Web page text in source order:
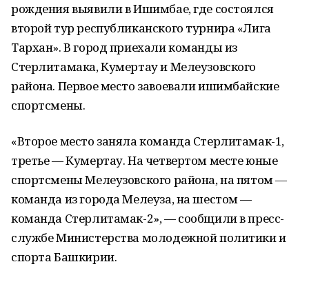
рождения выявили в Ишимбае, где состоялся
второй тур республиканского турнира «Лига
Тархан». В город приехали команды из
Стерлитамака, Кумертау и Мелеузовского
района. Первое место завоевали ишимбайские
спортсмены.
«Второе место заняла команда Стерлитамак-1,
третье — Кумертау. На четвертом месте юные
спортсмены Мелеузовского района, на пятом —
команда из города Мелеуза, на шестом —
команда Стерлитамак-2», — сообщили в пресс-
службе Министерства молодежной политики и
спорта Башкирии.